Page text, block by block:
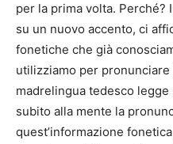
per la prima volta. Perché?
su un nuovo accento, ci
fonetiche che già
utilizziamo per pronunciare
madrelingua tedesco
subito alla mente la
quest’informazione